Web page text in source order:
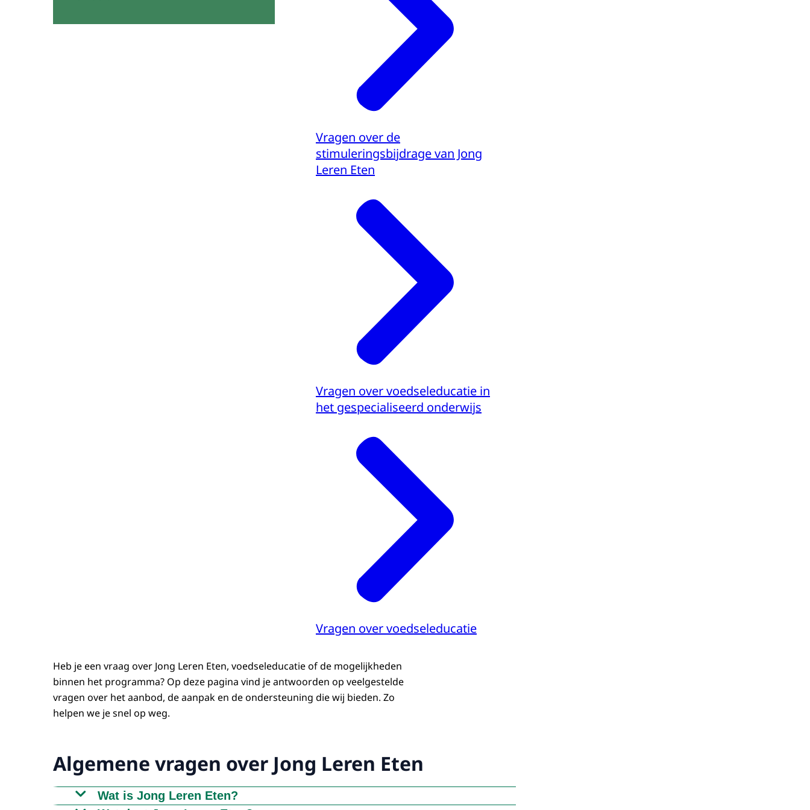
Vragen over de
stimuleringsbijdrage van Jong
Leren Eten
Vragen over voedseleducatie in
het gespecialiseerd onderwijs
Vragen over voedseleducatie
Heb je een vraag over Jong Leren Eten, voedseleducatie of de mogelijkheden
binnen het programma? Op deze pagina vind je antwoorden op veelgestelde
vragen over het aanbod, de aanpak en de ondersteuning die wij bieden. Zo
helpen we je snel op weg.
Algemene vragen over Jong Leren Eten
Wat is Jong Leren Eten?